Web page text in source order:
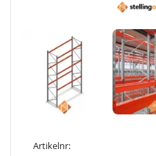
Artikelnr: